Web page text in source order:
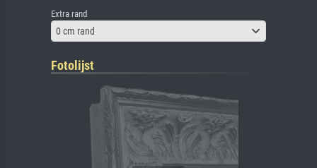
Extra rand
0 cm rand
Fotolijst